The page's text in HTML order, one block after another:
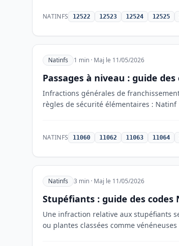
NATINFS 12522 12523 12524 12525
Natinfs 1 min · Maj le 11/05/2026
Passages à niveau : guide
Infractions générales de
règles de sécurité élémentaires :
NATINFS 11060 11062 11063 11064
Natinfs 3 min · Maj le 11/05/2026
Stupéfiants : guide des codes
Une infraction relative aux stupéfiants
ou plantes classées comme